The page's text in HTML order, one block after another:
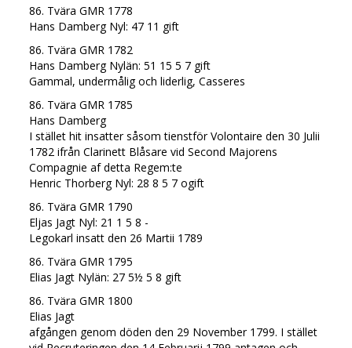
86. Tvära GMR 1778
Hans Damberg Nyl: 47 11 gift
86. Tvära GMR 1782
Hans Damberg Nylän: 51 15 5 7 gift
Gammal, undermålig och liderlig, Casseres
86. Tvära GMR 1785
Hans Damberg
I stället hit insatter såsom tienstför Volontaire den 30 Julii
1782 ifrån Clarinett Blåsare vid Second Majorens
Compagnie af detta Regem:te
Henric Thorberg Nyl: 28 8 5 7 ogift
86. Tvära GMR 1790
Eljas Jagt Nyl: 21 1 5 8 -
Legokarl insatt den 26 Martii 1789
86. Tvära GMR 1795
Elias Jagt Nylän: 27 5½ 5 8 gift
86. Tvära GMR 1800
Elias Jagt
afgången genom döden den 29 November 1799. I stället